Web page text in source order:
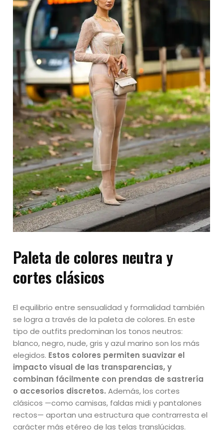
Paleta de colores neutra y
cortes clásicos
El equilibrio entre sensualidad y formalidad también
se logra a través de la paleta de colores. En este
tipo de outfits predominan los tonos neutros:
blanco, negro, nude, gris y azul marino son los más
elegidos. Estos colores permiten suavizar el
impacto visual de las transparencias, y
combinan fácilmente con prendas de sastrería
o accesorios discretos. Además, los cortes
clásicos —como camisas, faldas midi y pantalones
rectos— aportan una estructura que contrarresta el
carácter más etéreo de las telas translúcidas.